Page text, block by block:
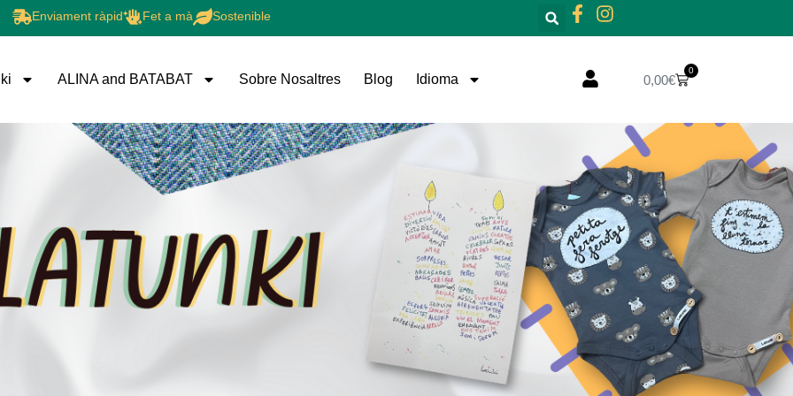
Enviament ràpid Fet a mà Sostenible
ALINA and BATABAT Sobre Nosaltres Blog Idioma 0,00€
0
Cistella
Roba Tunki